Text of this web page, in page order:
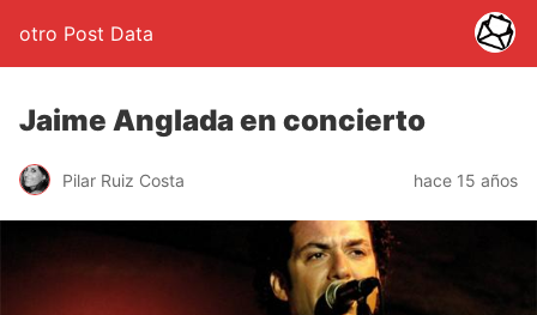
otro Post Data
Jaime Anglada en concierto
Pilar Ruiz Costa hace 15 años